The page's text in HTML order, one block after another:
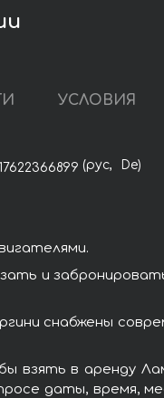
УСЛОВИЯ
(рус, De)
и
снабжены
взять в аренду
даты, время,